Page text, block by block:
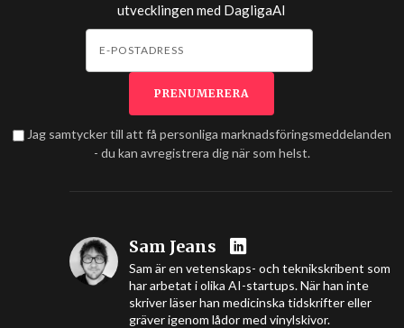
utvecklingen med DagligaAI
Jag samtycker till att få personliga marknadsföringsmeddelanden
- du kan avregistrera dig när som helst.
Sam Jeans
Sam är en vetenskaps- och teknikskribent som
har arbetat i olika AI-startups. När han inte
skriver läser han medicinska tidskrifter eller
gräver igenom lådor med vinylskivor.